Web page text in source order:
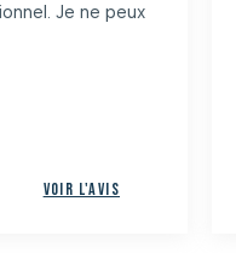
Je ne peux
Voir l'avis